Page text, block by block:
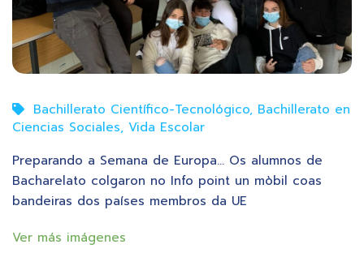
Bachillerato Científico-Tecnológico, Bachillerato en
Ciencias Sociales, Vida Escolar
Preparando a Semana de Europa… Os alumnos de
Bacharelato colgaron no Info point un mòbil coas
bandeiras dos países membros da UE
Ver más imágenes